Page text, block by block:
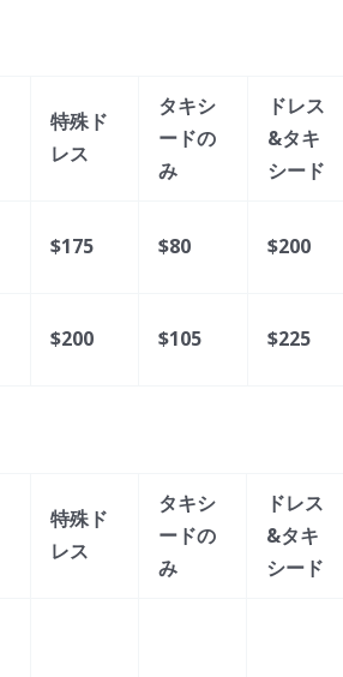
特殊ド
レス
タキシ
ードの
み
ドレス
&タキ
シード
$175 $80 $200
$200 $105 $225
特殊ド
レス
タキシ
ードの
み
ドレス
&タキ
シード